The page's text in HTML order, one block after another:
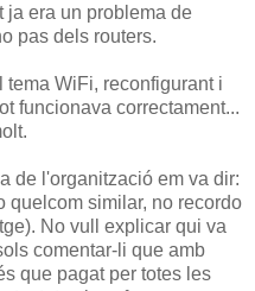
ja era un problema de
pas dels routers.
tema WiFi, reconfigurant i
funcionava correctament...
de l'organització em va dir:
quelcom similar, no recordo
No vull explicar qui va
comentar-li que amb
que pagat per totes les